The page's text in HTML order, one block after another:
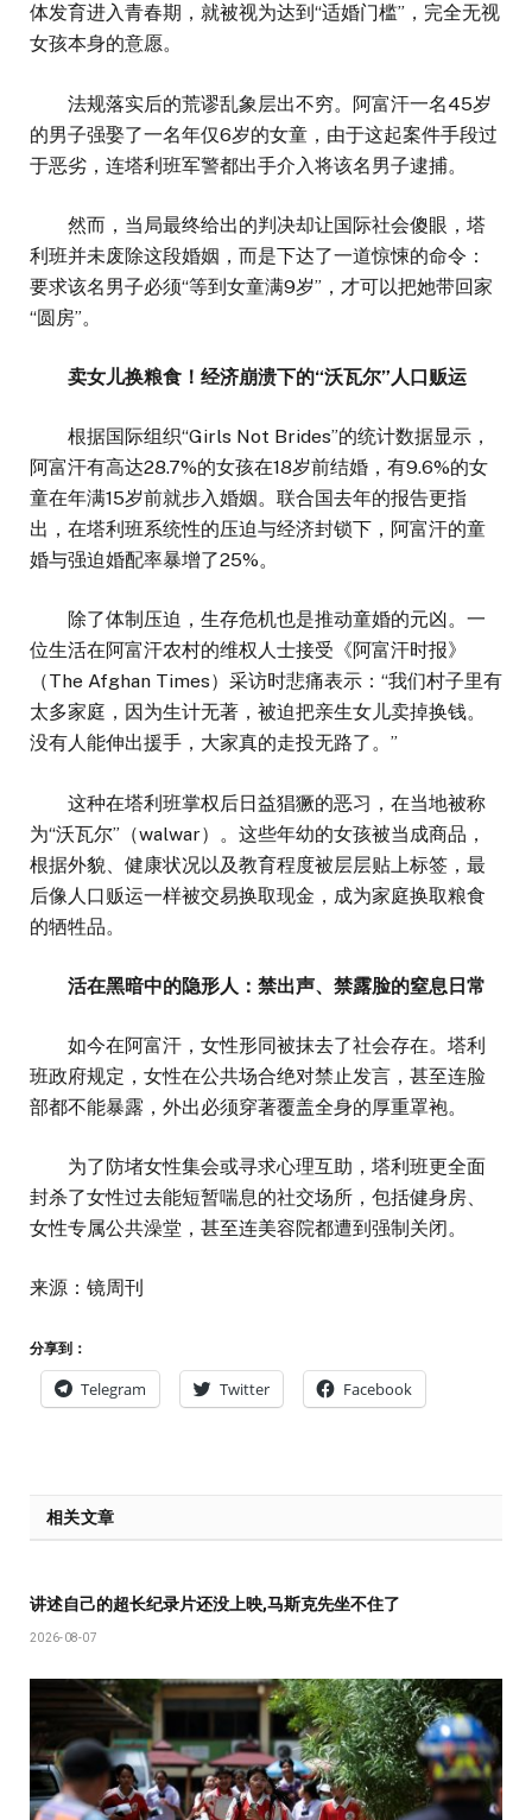
体发育进入青春期，就被视为达到“适婚门槛”，完全无视
女孩本身的意愿。
法规落实后的荒谬乱象层出不穷。阿富汗一名45岁
的男子强娶了一名年仅6岁的女童，由于这起案件手段过
于恶劣，连塔利班军警都出手介入将该名男子逮捕。
然而，当局最终给出的判决却让国际社会傻眼，塔
利班并未废除这段婚姻，而是下达了一道惊悚的命令：
要求该名男子必须“等到女童满9岁”，才可以把她带回家
“圆房”。
卖女儿换粮食！经济崩溃下的“沃瓦尔”人口贩运
根据国际组织“Girls Not Brides”的统计数据显示，
阿富汗有高达28.7%的女孩在18岁前结婚，有9.6%的女
童在年满15岁前就步入婚姻。联合国去年的报告更指
出，在塔利班系统性的压迫与经济封锁下，阿富汗的童
婚与强迫婚配率暴增了25%。
除了体制压迫，生存危机也是推动童婚的元凶。一
位生活在阿富汗农村的维权人士接受《阿富汗时报》
（The Afghan Times）采访时悲痛表示：“我们村子里有
太多家庭，因为生计无著，被迫把亲生女儿卖掉换钱。
没有人能伸出援手，大家真的走投无路了。”
这种在塔利班掌权后日益猖獗的恶习，在当地被称
为“沃瓦尔”（walwar）。这些年幼的女孩被当成商品，
根据外貌、健康状况以及教育程度被层层贴上标签，最
后像人口贩运一样被交易换取现金，成为家庭换取粮食
的牺牲品。
活在黑暗中的隐形人：禁出声、禁露脸的窒息日常
如今在阿富汗，女性形同被抹去了社会存在。塔利
班政府规定，女性在公共场合绝对禁止发言，甚至连脸
部都不能暴露，外出必须穿著覆盖全身的厚重罩袍。
为了防堵女性集会或寻求心理互助，塔利班更全面
封杀了女性过去能短暂喘息的社交场所，包括健身房、
女性专属公共澡堂，甚至连美容院都遭到强制关闭。
来源：镜周刊
分享到：
Telegram Twitter Facebook
相关文章
讲述自己的超长纪录片还没上映,马斯克先坐不住了
2026-08-07